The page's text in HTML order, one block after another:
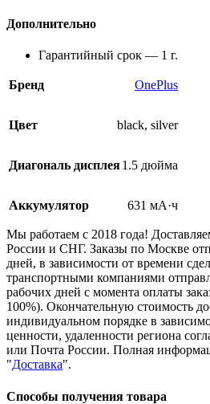
Дополнительно
Гарантийный срок — 1 г.
Бренд OnePlus
Цвет black, silver
Диагональ дисплея1.5 дюйма
Аккумулятор 631 мА·ч
Мы работаем с 2018 года!
России и СНГ. Заказы по Москве
дней, в зависимости от времени
транспортными компаниями
рабочих дней с момента оплаты
100%). Окончательную стоимость
индивидуальном порядке в
ценности, удаленности региона
или Почта России. Полная
"Доставка".
Способы получения товара